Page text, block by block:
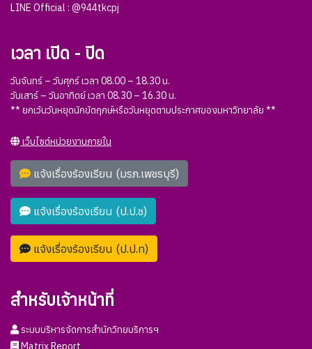
LINE Official : @944tkcpj
เวลา เปิด - ปิด
วันจันทร์ – วันศุกร์ เวลา 08.00 – 18.30 น.
วันเสาร์ – วันอาทิตย์ เวลา 08.30 – 16.30 น.
** ยกเว้นวันหยุดนักขัตฤกษ์หรือวันหยุดตามประกาศของมหาวิทยาลัย **
เว็บไซต์หน่วยงานภายใน
แจ้งเรื่องร้องเรียน (มรภ.เพชรบุรี)
แจ้งเรื่องร้องเรียน (ป.ป.ช)
แจ้งเรื่องร้องเรียน (ป.ป.ท)
สำหรับเจ้าหน้าที่
ระบบบริหารจัดการสำนักวิทยบริการฯ
Matrix Report